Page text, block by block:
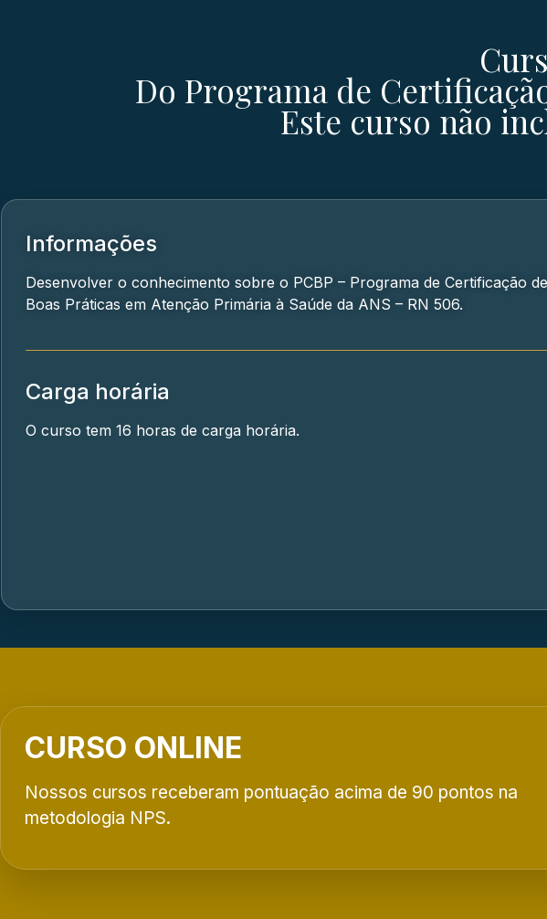
Do Programa de
Este curso não
Informações
Desenvolver o conhecimento sobre o PCBP – Programa de Certificação de
Boas Práticas em Atenção Primária à Saúde da ANS – RN 506.
Carga horária
O curso tem 16 horas de carga horária.
CURSO ONLINE
Nossos cursos receberam pontuação acima de 90 pontos na
metodologia NPS.